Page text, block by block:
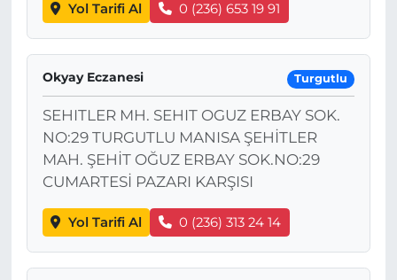
Yol Tarifi Al 0 (236) 653 19 91
Okyay Eczanesi Turgutlu
SEHITLER MH. SEHIT OGUZ ERBAY SOK.
NO:29 TURGUTLU MANISA ŞEHİTLER
MAH. ŞEHİT OĞUZ ERBAY SOK.NO:29
CUMARTESİ PAZARI KARŞISI
Yol Tarifi Al 0 (236) 313 24 14